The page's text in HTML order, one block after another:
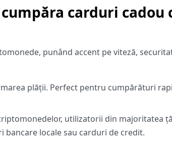
carduri cadou
punând accent pe viteză,
plății. Perfect pentru cumpărături
utilizatorii din majoritatea
bancare locale sau carduri de credit.